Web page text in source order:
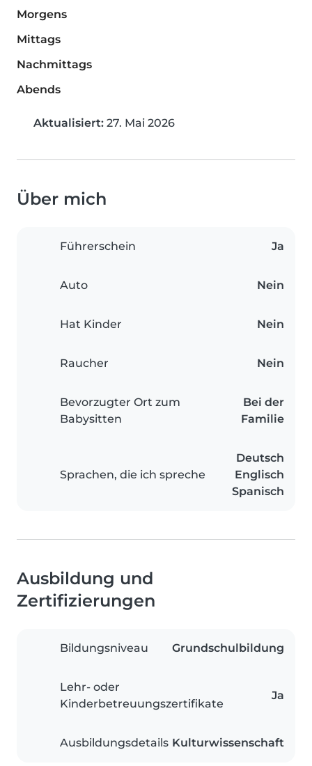
Morgens
Mittags
Nachmittags
Abends
Aktualisiert: 27. Mai 2026
Über mich
Führerschein Ja
Auto Nein
Hat Kinder Nein
Raucher Nein
Bevorzugter Ort zum
Babysitten
Bei der
Familie
Sprachen, die ich spreche
Deutsch
Englisch
Spanisch
Ausbildung und
Zertifizierungen
Bildungsniveau Grundschulbildung
Lehr- oder
Kinderbetreuungszertifikate
Ja
Ausbildungsdetails Kulturwissenschaft